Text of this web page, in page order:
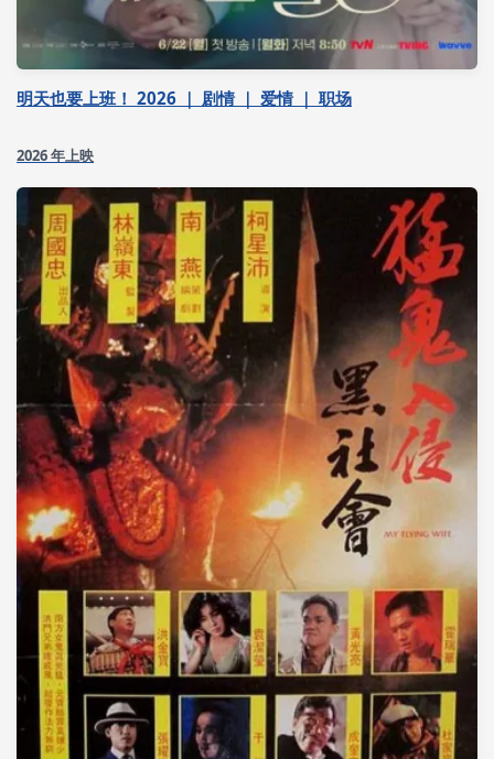
明天也要上班！ 2026 ｜ 剧情 ｜ 爱情 ｜ 职场
2026 年上映